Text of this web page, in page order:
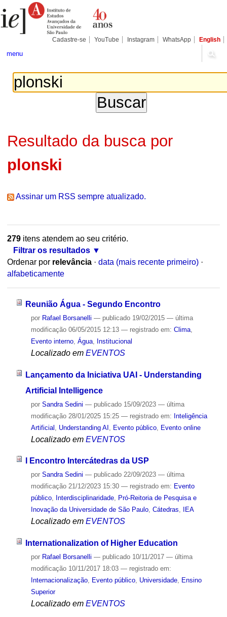
para
conteúdo.
Pessoais
Cadastre-se YouTube Instagram WhatsApp English
menu
Resultado da busca por
plonski
Assinar um RSS sempre atualizado.
279itens atendem ao seu critério.
Filtrar os resultados
Ordenar por relevância · data (mais recente primeiro) ·
alfabeticamente
Reunião Água - Segundo Encontro
por Rafael Borsanelli — publicado19/02/2015 — última
modificação06/05/2015 12:13 — registrado em: Clima,
Evento interno, Água, Institucional
Localizado em EVENTOS
Lançamento da Iniciativa UAI - Understanding
Artificial Intelligence
por Sandra Sedini — publicado15/09/2023 — última
modificação28/01/2025 15:25 — registrado em: Inteligência
Artificial
Understanding AI Evento público, Evento online
Localizado em EVENTOS
I Encontro Intercátedras da USP
por Sandra Sedini — publicado22/09/2023 — última
modificação21/12/2023 15:30 — registrado em: Evento
público, Interdisciplinaridade, Pró-Reitoria de Pesquisa e
Inovação da Universidade de São Paulo, Cátedras, IEA
Localizado em EVENTOS
Internationalization of Higher Education
por Rafael Borsanelli — publicado10/11/2017 — última
modificação10/11/2017 18:03 — registrado em:
Internacionalização, Evento público, Universidade, Ensino
Superior
Localizado em EVENTOS